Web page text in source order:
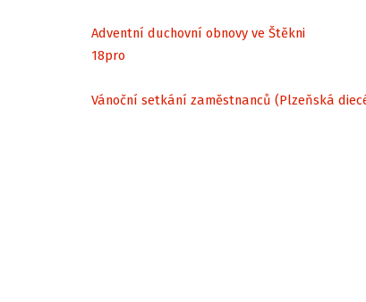
Adventní duchovní obnovy ve Štěkni
18pro
Vánoční setkání zaměstnanců (Plzeňská